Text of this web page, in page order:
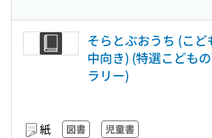
そらとぶおうち (こ
中向き) (特選こども
ラリー)
紙 図書 児童書